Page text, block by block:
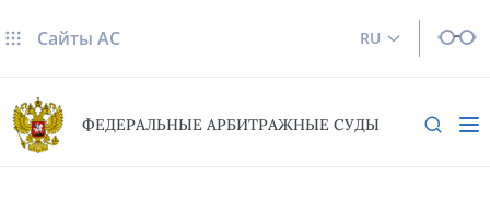
RU
Сайты AC
ФЕДЕРАЛЬНЫЕ АРБИТРАЖНЫЕ СУДЫ